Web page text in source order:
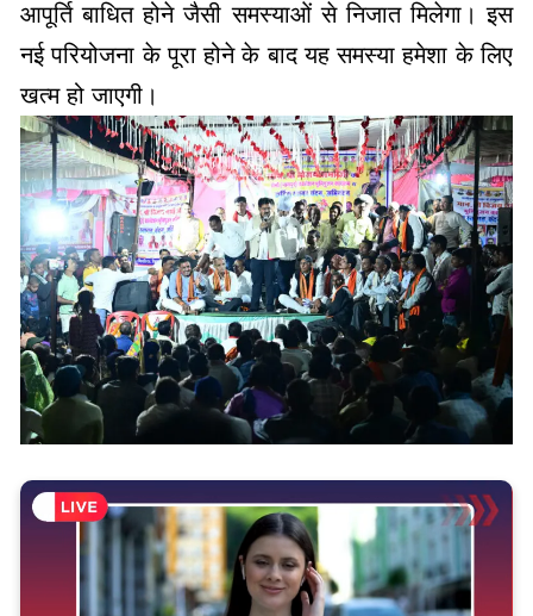
आपूर्ति बाधित होने जैसी समस्याओं से निजात मिलेगा। इस
नई परियोजना के पूरा होने के बाद यह समस्या हमेशा के लिए
खत्म हो जाएगी।